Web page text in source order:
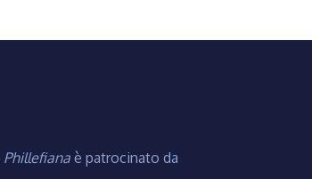
Phillefiana è patrocinato da